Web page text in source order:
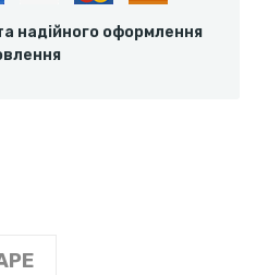
надійного оформлення